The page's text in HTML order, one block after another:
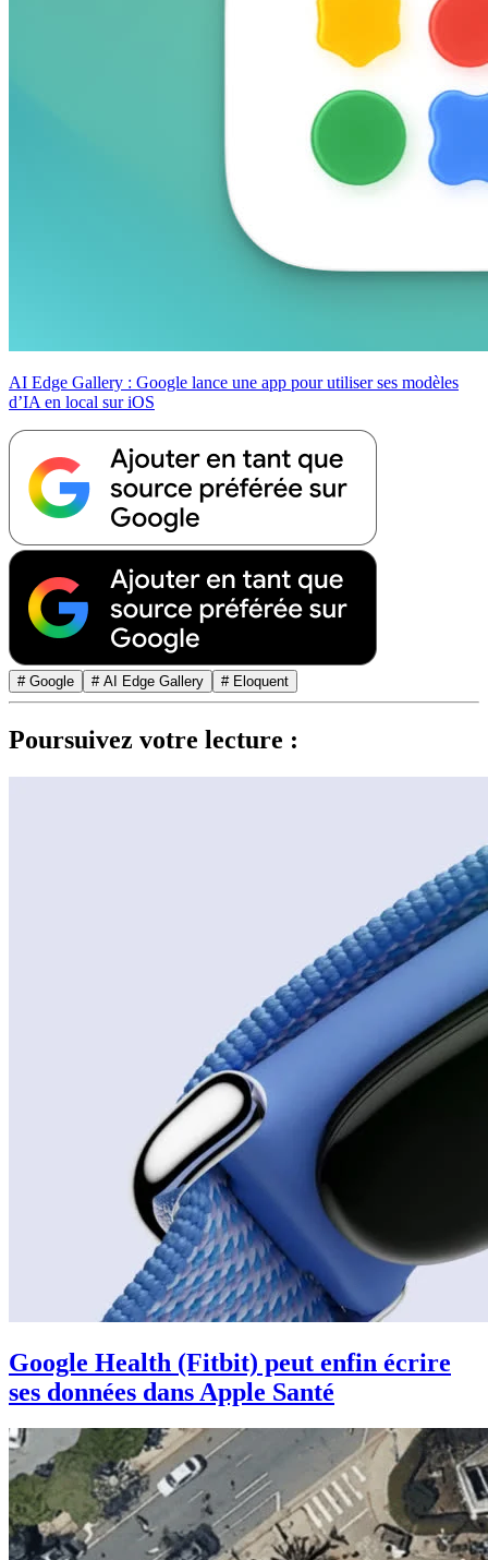
AI Edge Gallery : Google lance une app pour utiliser ses modèles
d’IA en local sur iOS
# Google # AI Edge Gallery # Eloquent
Poursuivez votre lecture :
Google Health (Fitbit) peut enfin écrire
ses données dans Apple Santé